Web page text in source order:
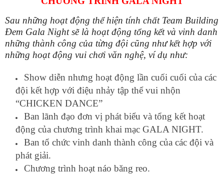
Sau những hoạt động thể hiện tính chất Team Building
Đem Gala Night sẽ là hoạt động tổng kết và vinh danh
những thành công của từng đội cũng như kết hợp với
những hoạt động vui chơi văn nghệ, ví dụ như:
Show diễn nhưng hoạt động lần cuối cuối của các
đội kết hợp với điệu nhảy tập thể vui nhộn
“CHICKEN DANCE”
Ban lãnh đạo đơn vị phát biểu và tổng kết hoạt
động của chương trình khai mạc GALA NIGHT.
Ban tổ chức vinh danh thành công của các đội và
phát giải.
Chương trình hoạt náo băng reo.